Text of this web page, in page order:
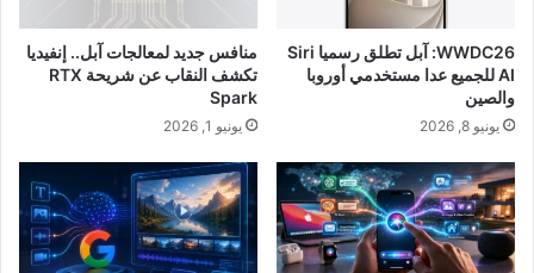
WWDC26: آبل تطلق رسميا Siri
AI للجميع عدا مستخدمي أوروبا
والصين
يونيو 8, 2026
منافس جديد لمعالجات آبل.. إنفيديا
تكشف النقاب عن شريحة RTX
Spark
يونيو 1, 2026